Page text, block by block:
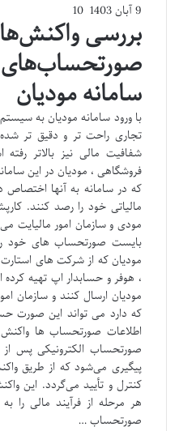
9 آبان 1403 10
بررسی
صورتحساب‌های
سامانه مودیان
با ورود سامانه مودیان به
تجاری راحت تر و دقیق تر
شفافیت مالی نیز بالاتر
فروشگاهی ، مودیان در این
که در سامانه به آنها اختصاص
مالیاتی خود را رصد کنند.
مودی و سازمان امور مالیایت
بایست صورتحساب های خود را
مودیان که از شرکت های
، هوفر و حسابدار اپ تهیه
مودیان ارسال کنند و سازمان
که دارد می تواند این صورت
اطلاعات صورتحساب ها
صورتحساب الکترونیکی پس از
پیگیری می‌شود که از طریق
کنترل و تأیید می‌گردد. این
هر مرحله از فرآیند مالی
صورتحساب …